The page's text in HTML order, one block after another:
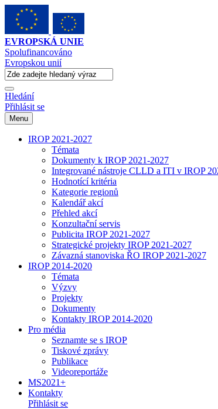
EVROPSKÁ UNIE
Spolufinancováno
Evropskou unií
Hledání
Přihlásit se
Menu
IROP 2021-2027
Témata
Dokumenty k IROP 2021-2027
Integrované nástroje CLLD a ITI v IROP
Hodnotící kritéria
Kategorie regionů
Kalendář akcí
Přehled akcí
Konzultační servis
Publicita IROP 2021-2027
Strategické projekty IROP 2021-2027
Závazná stanoviska ŘO IROP 2021-2027
IROP 2014-2020
Témata
Výzvy
Projekty
Dokumenty
Kontakty IROP 2014-2020
Pro média
Seznamte se s IROP
Tiskové zprávy
Publikace
Videoreportáže
MS2021+
Kontakty
Přihlásit se